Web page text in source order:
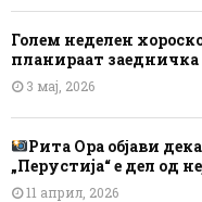
Голем неделен
планираат
3 мај, 2026
Рита Ора објави
„Перустија“ е дел од
11 април, 2026